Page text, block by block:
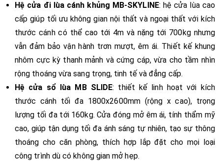
Hệ cửa đi lùa cánh khủng MB-SKYLINE: hệ cửa lùa cao
cấp giúp tối ưu không gian nội thất và ngoại thất với kích
thước cánh có thể cao tới 4m và nặng tới 700kg nhưng
vẫn đảm bảo vận hành trơn mượt, êm ái. Thiết kế khung
nhôm cực kỳ thanh mảnh và cứng cáp, vừa cho tầm nhìn
rộng thoáng vừa sang trọng, tinh tế và đẳng cấp.
Hệ cửa sổ lùa MB SLIDE: thiết kế linh hoạt với kích
thước cánh tối đa 1800x2600mm (rộng x cao), trọng
lượng tối đa tới 160kg. Cửa đóng mở êm ái, tính thẩm mỹ
cao, giúp tận dụng tối đa ánh sáng tự nhiên, tạo sự thông
thoáng cho căn phòng, thích hợp lắp đặt cho mọi loại
công trình dù có không gian mở hẹp.